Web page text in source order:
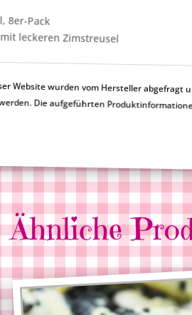
8er-Pack
leckeren Zimstreusel
Website wurden vom Hersteller
angezeigt werden. Die aufgeführten
Ähnliche